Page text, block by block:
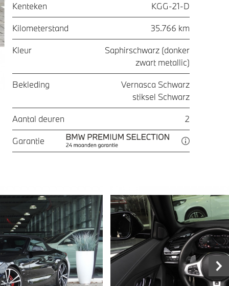
Kenteken KGG-21-D
Kilometerstand 35.766 km
Kleur
Saphirschwarz (donker
zwart metallic)
Bekleding
Vernasca Schwarz
stiksel Schwarz
Aantal deuren 2
Garantie